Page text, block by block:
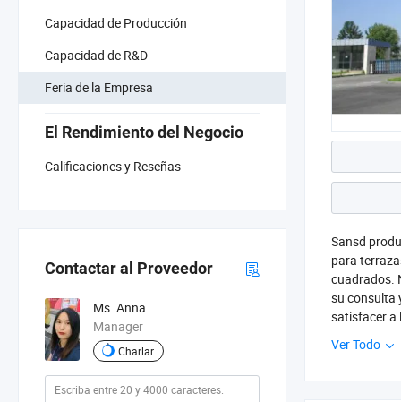
Capacidad de Producción
Capacidad de R&D
Feria de la Empresa
El Rendimiento del Negocio
Calificaciones y Reseñas
Contactar al Proveedor
Ms. Anna
Manager
Charlar
Sansd
para
cuadrados.
su consulta
satisfacer a
Nuestros
Ver Todo